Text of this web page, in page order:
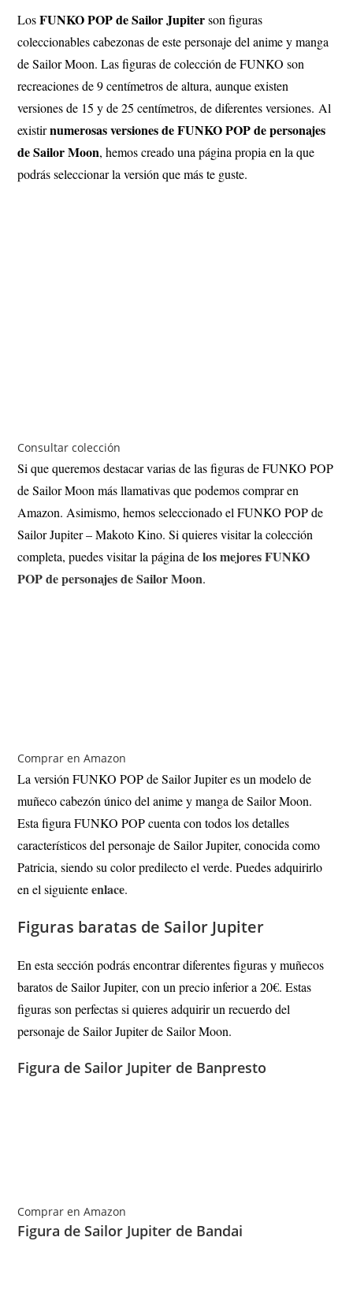
LosFUNKO POP de Sailor Jupiterson figuras
coleccionables cabezonas de este personaje del anime y manga
de Sailor Moon. Las figuras de colección de FUNKO son
recreaciones de 9 centímetros de altura, aunque existen
versiones de 15 y de 25 centímetros, de diferentes versiones. Al
existirnumerosas versiones de FUNKO POP de personajes
de Sailor Moon, hemos creado una página propia en la que
podrás seleccionar la versión que más te guste.
Consultar colección
Si que queremos destacar varias de las figuras de FUNKO POP
de Sailor Moon más llamativas que podemos comprar en
Amazon. Asimismo, hemos seleccionado el FUNKO POP de
Sailor Jupiter – Makoto Kino. Si quieres visitar la colección
completa, puedes visitar la página delos mejores FUNKO
POP de personajes de Sailor Moon.
Comprar en Amazon
La versión FUNKO POP de Sailor Jupiter es un modelo de
muñeco cabezón único del anime y manga de Sailor Moon.
Esta figura FUNKO POP cuenta con todos los detalles
característicos del personaje de Sailor Jupiter, conocida como
Patricia, siendo su color predilecto el verde. Puedes adquirirlo
en el siguienteenlace.
Figuras baratas de Sailor Jupiter
En esta sección podrás encontrar diferentes figuras y muñecos
baratos de Sailor Jupiter, con un precio inferior a 20€. Estas
figuras son perfectas si quieres adquirir un recuerdo del
personaje de Sailor Jupiter de Sailor Moon.
Figura de Sailor Jupiter de Banpresto
Comprar en Amazon
Figura de Sailor Jupiter de Bandai